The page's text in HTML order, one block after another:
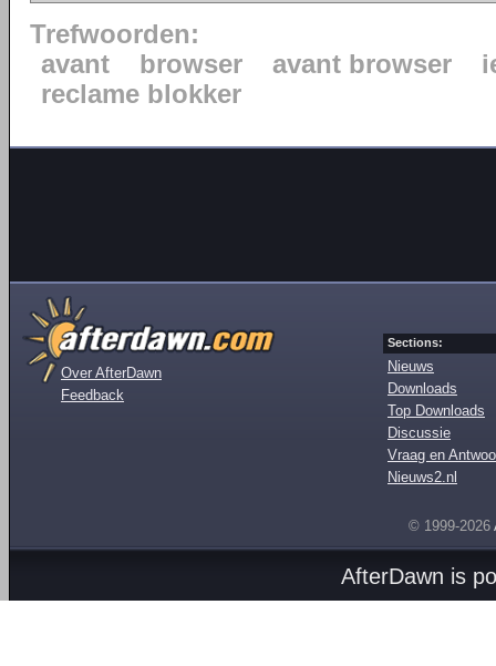
Trefwoorden:
avant
browser avant browser
reclame blokker
Over AfterDawn
Feedback
Sections:
Nieuws
Downloads
Top Downloads
Discussie
Vraag en
Nieuws2.nl
© 1999-2026
AfterDawn is